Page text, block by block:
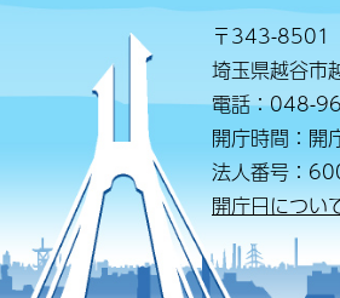
〒343-8501
埼玉県越谷市
電話：048-
開庁時間：
法人番号：
開庁日につい